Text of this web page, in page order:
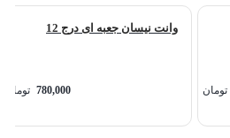
تومان
وانت نیسان جعبه ای درج 12
780,000 تومان